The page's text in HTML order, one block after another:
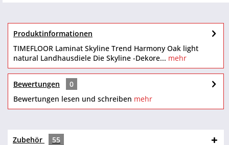
Produktinformationen
TIMEFLOOR Laminat Skyline Trend Harmony Oak light
natural Landhausdiele Die Skyline -Dekore... mehr
Bewertungen
0
Bewertungen lesen und schreiben mehr
Zubehör 55